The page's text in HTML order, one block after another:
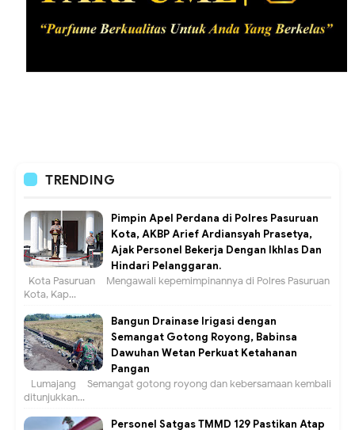
TRENDING
Pimpin Apel Perdana di Polres Pasuruan
Kota, AKBP Arief Ardiansyah Prasetya,
Ajak Personel Bekerja Dengan Ikhlas Dan
Hindari Pelanggaran.
Kota Pasuruan – Mengawali kepemimpinannya di Polres Pasuruan
Kota, Kap...
Bangun Drainase Irigasi dengan
Semangat Gotong Royong, Babinsa
Dawuhan Wetan Perkuat Ketahanan
Pangan
Lumajang – Semangat gotong royong dan kebersamaan kembali
ditunjukkan...
Personel Satgas TMMD 129 Pastikan Atap